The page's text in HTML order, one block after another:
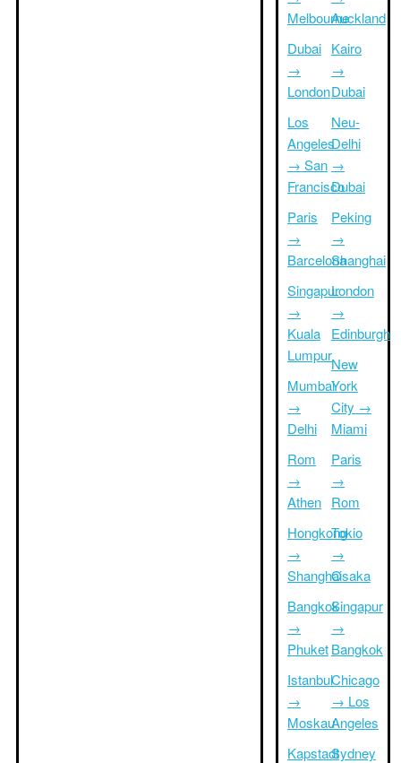
Melbourne
Dubai
→
London
Los
Angeles
→ San
Francisco
Paris
→
Barcelona
Singapur
→
Kuala
Lumpur
Mumbai
→
Delhi
Rom
→
Athen
Hongkong
→
Shanghai
Bangkok
→
Phuket
Istanbul
→
Moskau
Kapstadt
Auckland
Kairo
→
Dubai
Neu-
Delhi
→
Dubai
Peking
→
Shanghai
London
→
Edinburgh
New
York
City →
Miami
Paris
→
Rom
Tokio
→
Osaka
Singapur
→
Bangkok
Chicago
→ Los
Angeles
Sydney